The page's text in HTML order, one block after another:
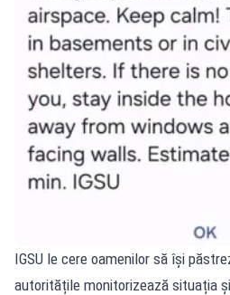
IGSU le cere oamenilor să își
autoritățile monitorizează situația